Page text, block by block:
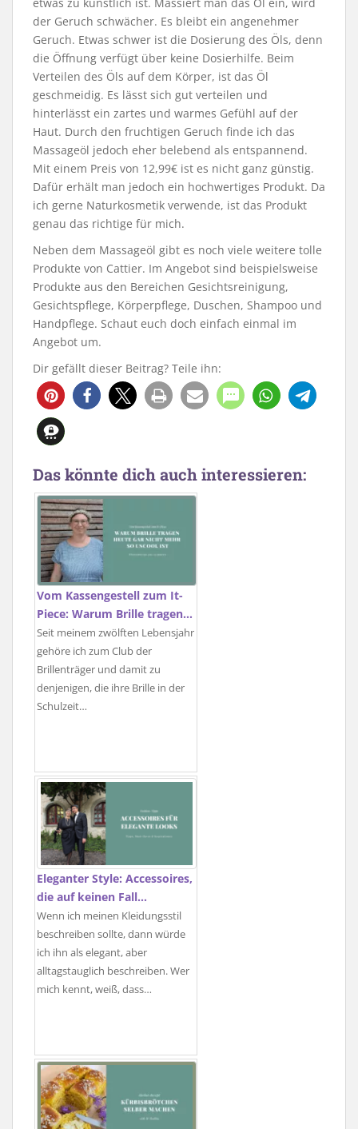
etwas zu künstlich ist. Massiert man das Öl ein, wird
der Geruch schwächer. Es bleibt ein angenehmer
Geruch. Etwas schwer ist die Dosierung des Öls, denn
die Öffnung verfügt über keine Dosierhilfe. Beim
Verteilen des Öls auf dem Körper, ist das Öl
geschmeidig. Es lässt sich gut verteilen und
hinterlässt ein zartes und warmes Gefühl auf der
Haut. Durch den fruchtigen Geruch finde ich das
Massageöl jedoch eher belebend als entspannend.
Mit einem Preis von 12,99€ ist es nicht ganz günstig.
Dafür erhält man jedoch ein hochwertiges Produkt. Da
ich gerne Naturkosmetik verwende, ist das Produkt
genau das richtige für mich.
Neben dem Massageöl gibt es noch viele weitere tolle
Produkte von Cattier. Im Angebot sind beispielsweise
Produkte aus den Bereichen Gesichtsreinigung,
Gesichtspflege, Körperpflege, Duschen, Shampoo und
Handpflege. Schaut euch doch einfach einmal im
Angebot um.
Dir gefällt dieser Beitrag? Teile ihn:
Das könnte dich auch interessieren:
Vom Kassengestell zum It-
Piece: Warum Brille tragen…
Seit meinem zwölften Lebensjahr
gehöre ich zum Club der
Brillenträger und damit zu
denjenigen, die ihre Brille in der
Schulzeit…
Eleganter Style: Accessoires,
die auf keinen Fall…
Wenn ich meinen Kleidungsstil
beschreiben sollte, dann würde
ich ihn als elegant, aber
alltagstauglich beschreiben. Wer
mich kennt, weiß, dass…